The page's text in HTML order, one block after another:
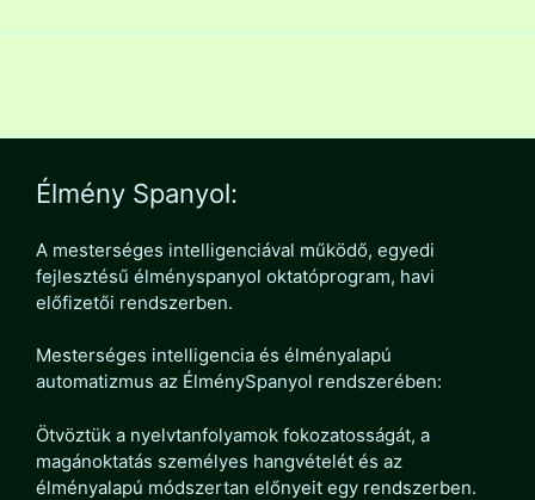
Élmény Spanyol:
A mesterséges intelligenciával működő, egyedi
fejlesztésű élményspanyol oktatóprogram, havi
előfizetői rendszerben.
Mesterséges intelligencia és élményalapú
automatizmus az ÉlménySpanyol rendszerében:
Ötvöztük a nyelvtanfolyamok fokozatosságát, a
magánoktatás személyes hangvételét és az
élményalapú módszertan előnyeit egy rendszerben.